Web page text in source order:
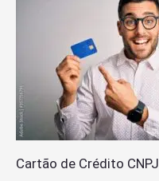
Cartão de Crédito